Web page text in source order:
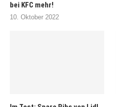
bei KFC mehr!
10. Oktober 2022